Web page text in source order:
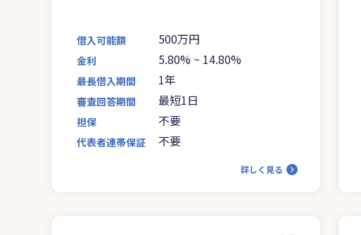
借入可能額 500万円
金利 5.80% ~ 14.80%
最長借入期間 1年
審査回答期間 最短1日
担保 不要
代表者連帯保証 不要
詳しく見る